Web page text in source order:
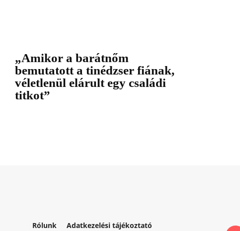
„Amikor a barátnőm
bemutatott a tinédzser fiának,
véletlenül elárult egy családi
titkot”
Rólunk
Adatkezelési tájékoztató